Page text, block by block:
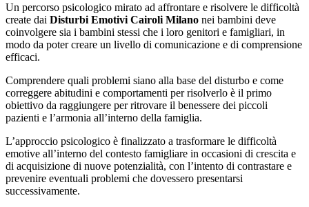
Un percorso psicologico mirato ad affrontare e risolvere le difficoltà
create dai Disturbi Emotivi Cairoli Milano nei bambini deve
coinvolgere sia i bambini stessi che i loro genitori e famigliari, in
modo da poter creare un livello di comunicazione e di comprensione
efficaci.
Comprendere quali problemi siano alla base del disturbo e come
correggere abitudini e comportamenti per risolverlo è il primo
obiettivo da raggiungere per ritrovare il benessere dei piccoli
pazienti e l’armonia all’interno della famiglia.
L’approccio psicologico è finalizzato a trasformare le difficoltà
emotive all’interno del contesto famigliare in occasioni di crescita e
di acquisizione di nuove potenzialità, con l’intento di contrastare e
prevenire eventuali problemi che dovessero presentarsi
successivamente.